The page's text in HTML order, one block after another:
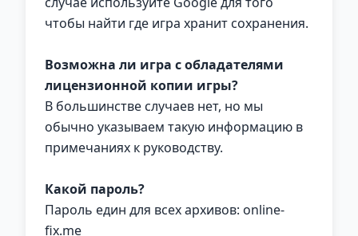
чтобы найти где игра хранит сохранения.
Возможна ли игра с обладателями
лицензионной копии игры?
В большинстве случаев нет, но мы
обычно указываем такую информацию в
примечаниях к руководству.
Какой пароль?
Пароль един для всех архивов: online-
fix.me